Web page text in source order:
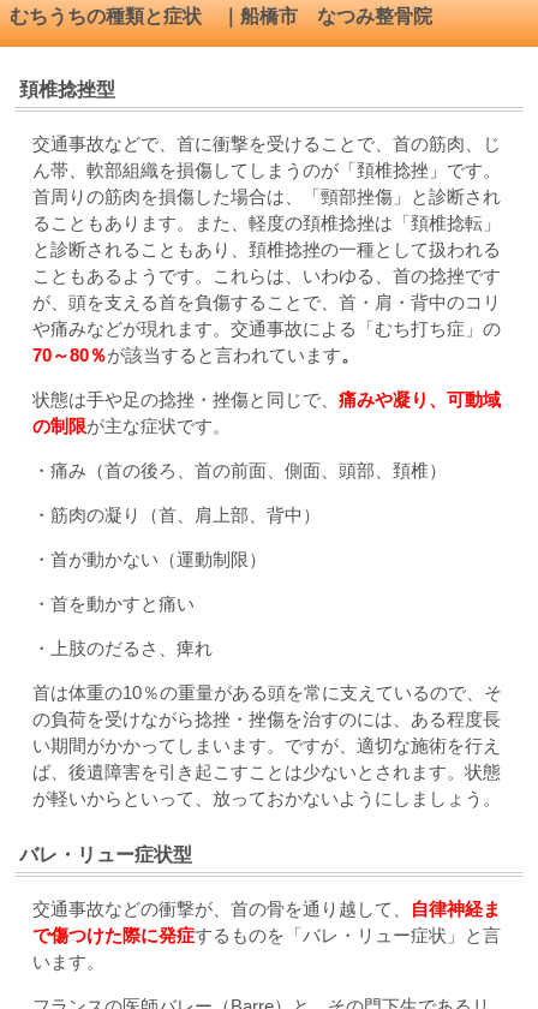
むちうちの種類と症状 ｜船橋市 なつみ整骨院
頚椎捻挫型
交通事故などで、首に衝撃を受けることで、首の筋肉、じ
ん帯、軟部組織を損傷してしまうのが「頚椎捻挫」です。
首周りの筋肉を損傷した場合は、「頸部挫傷」と診断され
ることもあります。また、軽度の頚椎捻挫は「頚椎捻転」
と診断されることもあり、頚椎捻挫の一種として扱われる
こともあるようです。これらは、いわゆる、首の捻挫です
が、頭を支える首を負傷することで、首・肩・背中のコリ
や痛みなどが現れます。交通事故による「むち打ち症」の
70～80％が該当すると言われています。
状態は手や足の捻挫・挫傷と同じで、 痛みや凝り、可動域
の制限が主な症状です。
・痛み（首の後ろ、首の前面、側面、頭部、頚椎）
・筋肉の凝り（首、肩上部、背中）
・首が動かない（運動制限）
・首を動かすと痛い
・上肢のだるさ、痺れ
首は体重の10％の重量がある頭を常に支えているので、そ
の負荷を受けながら捻挫・挫傷を治すのには、ある程度長
い期間がかかってしまいます。ですが、適切な施術を行え
ば、後遺障害を引き起こすことは少ないとされます。状態
が軽いからといって、放っておかないようにしましょう。
バレ・リュー症状型
交通事故などの衝撃が、首の骨を通り越して、
自律神経ま
で傷つけた際に発症するものを「バレ・リュー症状」と言
います。